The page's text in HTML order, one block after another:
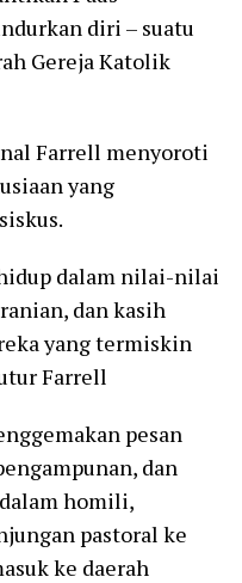
diri – suatu
Gereja Katolik
Farrell menyoroti
yang
dalam nilai-nilai
dan kasih
yang termiskin
Farrell
pesan
dan
homili,
pastoral ke
ke daerah